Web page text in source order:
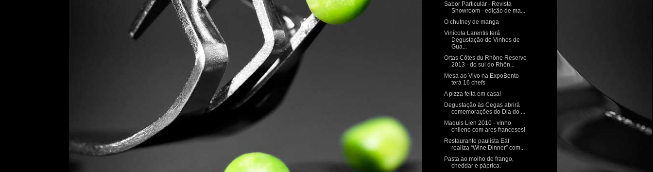
Sabor Particular - Revista
Showroom - edição de ma...
O chutney de manga
Vinícola Larentis terá
Degustação de Vinhos de
Gua...
Ortas Côtes du Rhône Reserve
2013 - do sul do Rhôn...
Mesa ao Vivo na ExpoBento
terá 16 chefs
A pizza feita em casa!
Degustação às Cegas abrirá
comemorações do Dia do ...
Maquis Lien 2010 - vinho
chileno com ares franceses!
Restaurante paulista Eat
realiza “Wine Dinner” com...
Pasta ao molho de frango,
cheddar e páprica.